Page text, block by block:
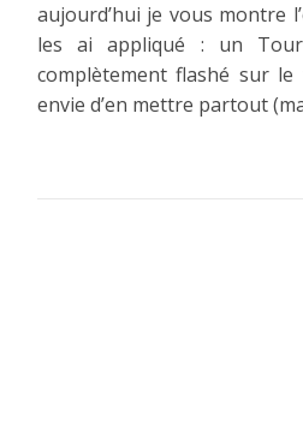
aujourd’hui je vous montre
les ai appliqué : un
complètement flashé sur le
envie d’en mettre partout